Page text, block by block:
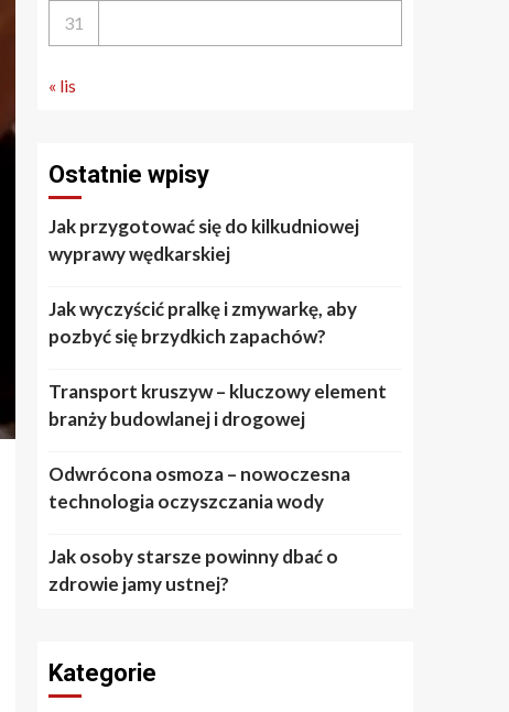
31
« lis
Ostatnie wpisy
Jak przygotować się do kilkudniowej
wyprawy wędkarskiej
Jak wyczyścić pralkę i zmywarkę, aby
pozbyć się brzydkich zapachów?
Transport kruszyw – kluczowy element
branży budowlanej i drogowej
Odwrócona osmoza – nowoczesna
technologia oczyszczania wody
Jak osoby starsze powinny dbać o
zdrowie jamy ustnej?
Kategorie